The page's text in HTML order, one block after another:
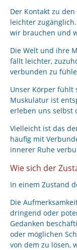
Der Kontakt zu
leichter
wir brauchen und
Die Welt und ihre
fällt leichter,
verbunden zu
Unser Körper fühlt
Muskulatur ist
erleben uns selbst
Vielleicht ist das
häufig mit
innerer Ruhe
Wie sich der
In einem Zustand
Die
dringend oder
Gedanken
oder möglichen
von dem zu lösen,